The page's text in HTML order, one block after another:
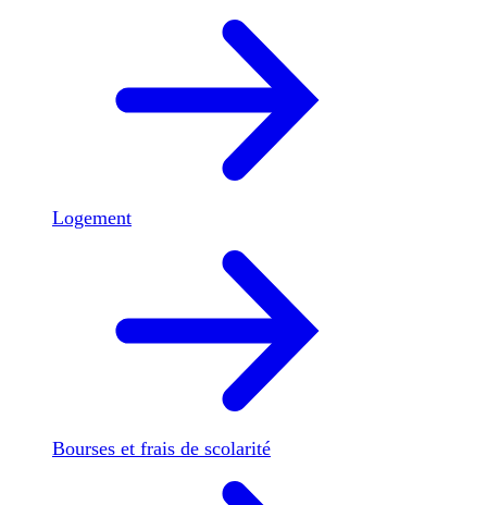
Logement
Bourses et frais de scolarité